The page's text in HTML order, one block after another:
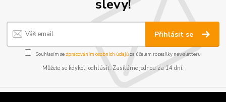
slevy!
Přihlásit se
Souhlasím se zpracováním osobních údajůza účelem rozesílky newsletteru.
Můžete se kdykoli odhlásit. Zasíláme jednou za 14 dní.